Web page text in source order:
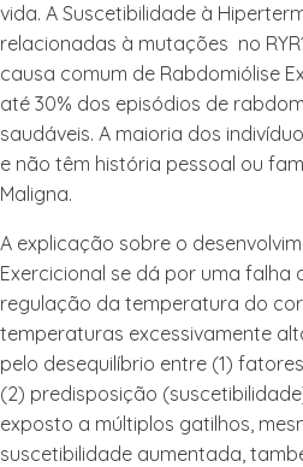
vida. A Suscetibilidade à
relacionadas à mutações no
causa comum de Rabdomiólise
até 30% dos episódios de
saudáveis. A maioria dos
e não têm história pessoal ou
Maligna.
A explicação sobre o
Exercicional se dá por uma falha
regulação da temperatura do
temperaturas excessivamente
pelo desequilíbrio entre (1)
(2) predisposição
exposto a múltiplos gatilhos,
suscetibilidade aumentada,